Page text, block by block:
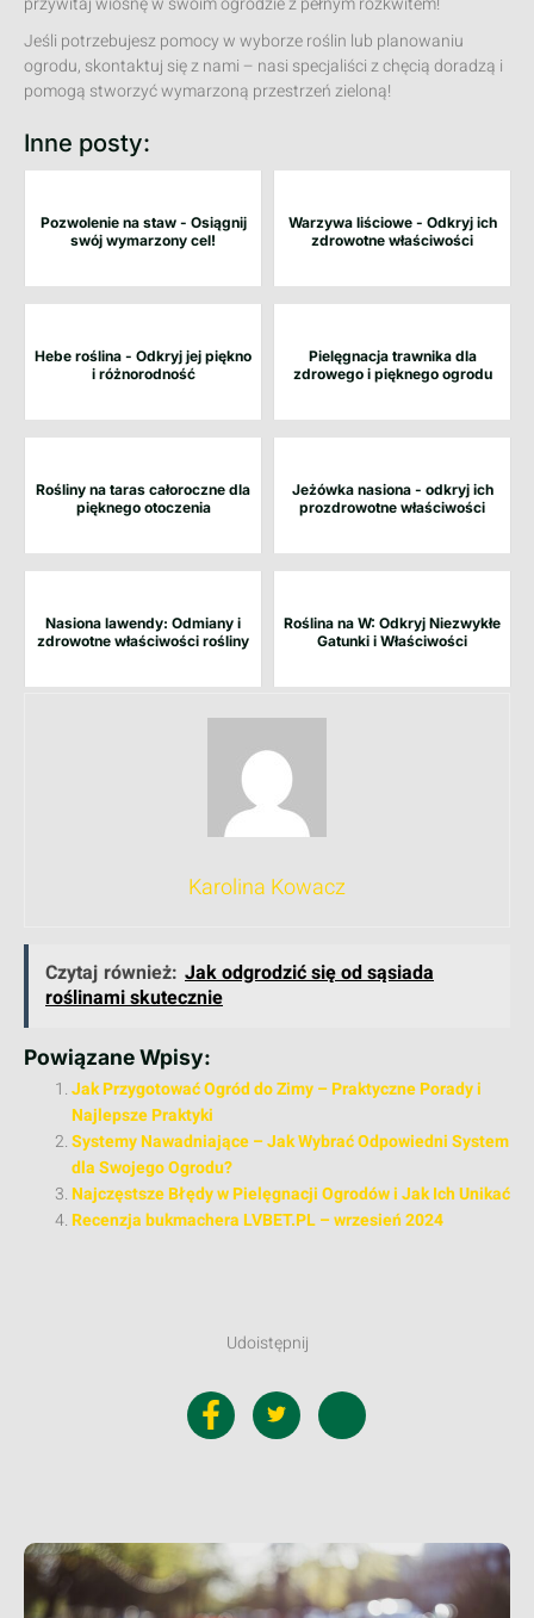
Jeśli potrzebujesz pomocy w wyborze roślin lub planowaniu
ogrodu, skontaktuj się z nami – nasi specjaliści z chęcią doradzą i
pomogą stworzyć wymarzoną przestrzeń zieloną!
Inne posty:
Pozwolenie na staw - Osiągnij
swój wymarzony cel!
Warzywa liściowe - Odkryj ich
zdrowotne właściwości
Hebe roślina - Odkryj jej piękno
i różnorodność
Pielęgnacja trawnika dla
zdrowego i pięknego ogrodu
Rośliny na taras całoroczne dla
pięknego otoczenia
Jeżówka nasiona - odkryj ich
prozdrowotne właściwości
Nasiona lawendy: Odmiany i
zdrowotne właściwości rośliny
Roślina na W: Odkryj Niezwykłe
Gatunki i Właściwości
Karolina Kowacz
Czytaj również: Jak odgrodzić się od sąsiada
roślinami skutecznie
Powiązane Wpisy:
Jak Przygotować Ogród do Zimy – Praktyczne Porady i
Najlepsze Praktyki
Systemy Nawadniające – Jak Wybrać Odpowiedni System
dla Swojego Ogrodu?
Najczęstsze Błędy w Pielęgnacji Ogrodów i Jak Ich Unikać
Recenzja bukmachera LVBET.PL – wrzesień 2024
Udoistępnij